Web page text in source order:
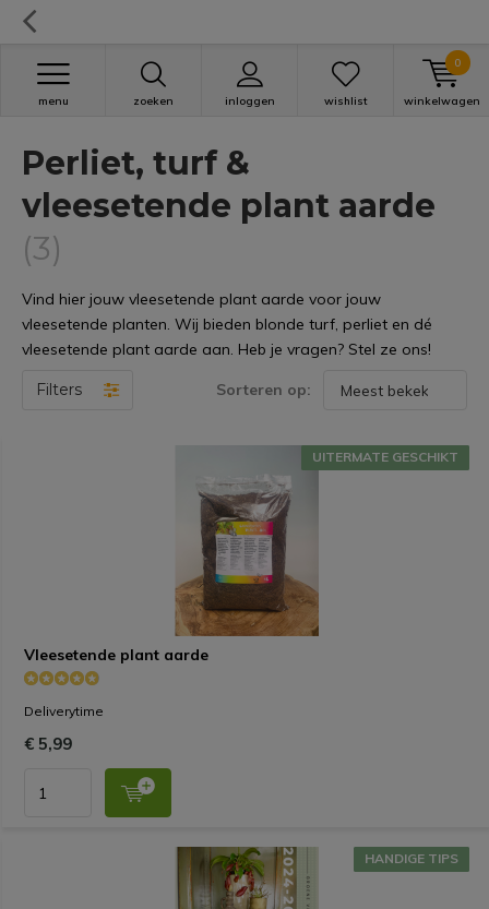
zoeken inloggen
menu wishlist winkelwagen
0
Perliet, turf &
vleesetende plant aarde
(3)
Vind hier jouw vleesetende plant aarde voor jouw
vleesetende planten. Wij bieden blonde turf, perliet en dé
vleesetende plant aarde aan. Heb je vragen? Stel ze ons!
Filters Sorteren op:
Vleesetende plant aarde
Deliverytime
UITERMATE GESCHIKT
€ 5,99
UITERMATE GESCHIKT
HANDIGE TIPS
HANDIGE TIPS